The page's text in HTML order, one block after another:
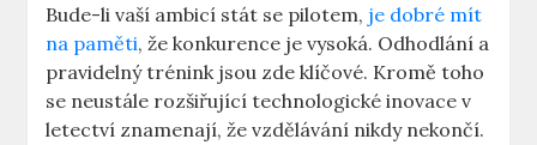
Bude-li ‍vaší ⁤ambicí stát se ​pilotem, je dobré mít ​
na paměti, že konkurence je vysoká. Odhodlání a
pravidelný trénink jsou ⁢zde klíčové. Kromě toho
se neustále rozšiřující technologické ⁣inovace v
letectví znamenají, ‍že vzdělávání nikdy nekončí.